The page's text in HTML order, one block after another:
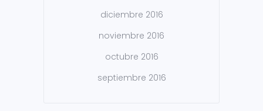
diciembre 2016
noviembre 2016
octubre 2016
septiembre 2016